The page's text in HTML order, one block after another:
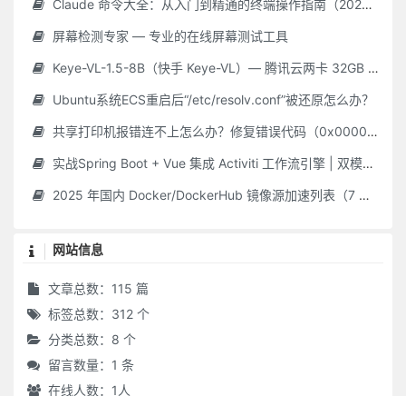
Claude 命令大全：从入门到精通的终端操作指南（2025 最新）
屏幕检测专家 — 专业的在线屏幕测试工具
Keye-VL-1.5-8B（快手 Keye-VL）— 腾讯云两卡 32GB GPU **保姆级** 部署指南（Ubuntu 22.04 / CUDA 12.2 / Driver 535.216.01 / Python 3.10）
Ubuntu系统ECS重启后“/etc/resolv.conf”被还原怎么办？
共享打印机报错连不上怎么办？修复错误代码（0x000006d9/0x0000011b 等）最新Win10/11 共享打印机常见问题 + 解决教程，附工具！
实战Spring Boot + Vue 集成 Activiti 工作流引擎 | 双模式简单 & 自定义审批平台
2025 年国内 Docker/DockerHub 镜像源加速列表（7 月 28 日更新 · 长期维护）
网站信息
文章总数：115 篇
标签总数：312 个
分类总数：8 个
留言数量：1 条
在线人数： 1 人